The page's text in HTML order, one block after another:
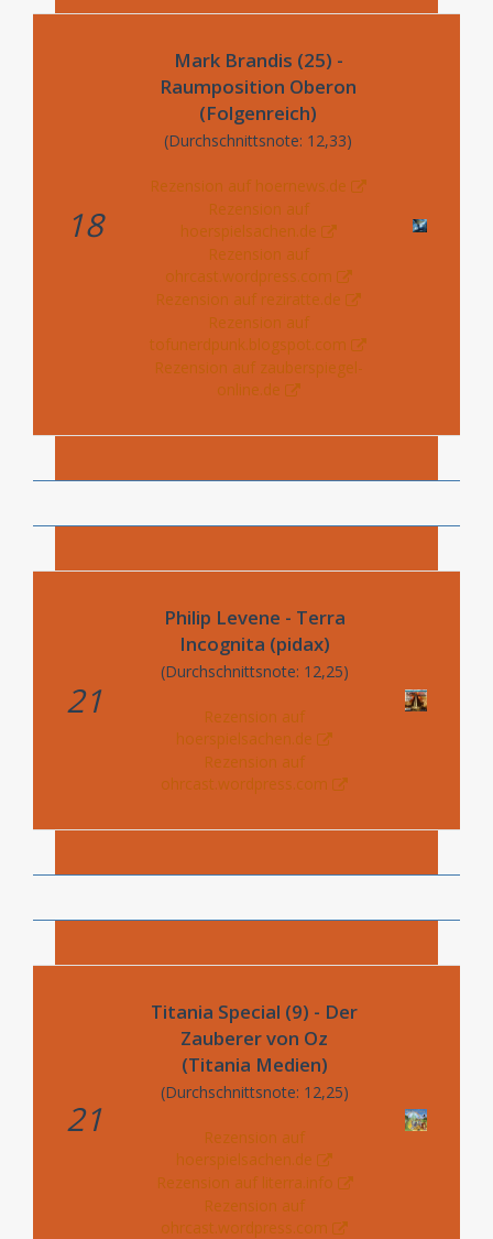
18
Mark Brandis (25) -
Raumposition Oberon
(Folgenreich)
(Durchschnittsnote: 12,33)
Rezension auf hoernews.de
Rezension auf
hoerspielsachen.de
Rezension auf
ohrcast.wordpress.com
Rezension auf reziratte.de
Rezension auf
tofunerdpunk.blogspot.com
Rezension auf zauberspiegel-
online.de
21
Philip Levene - Terra
Incognita (pidax)
(Durchschnittsnote: 12,25)
Rezension auf
hoerspielsachen.de
Rezension auf
ohrcast.wordpress.com
21
Titania Special (9) - Der
Zauberer von Oz
(Titania Medien)
(Durchschnittsnote: 12,25)
Rezension auf
hoerspielsachen.de
Rezension auf literra.info
Rezension auf
ohrcast.wordpress.com